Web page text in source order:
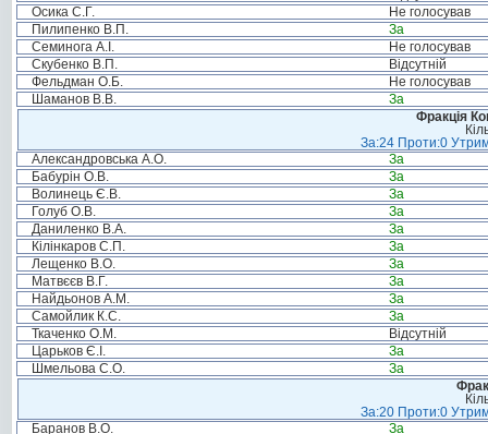
Осика С.Г.
Не голосував
Пилипенко В.П.
За
Семинога А.І.
Не голосував
Скубенко В.П.
Відсутній
Фельдман О.Б.
Не голосував
Шаманов В.В.
За
Фракція
За:24 Проти:0
Александровська А.О.
За
Бабурін О.В.
За
Волинець Є.В.
За
Голуб О.В.
За
Даниленко В.А.
За
Кілінкаров С.П.
За
Лещенко В.О.
За
Матвєєв В.Г.
За
Найдьонов А.М.
За
Самойлик К.С.
За
Ткаченко О.М.
Відсутній
Царьков Є.І.
За
Шмельова С.О.
За
За:20 Проти:0
Баранов В.О.
За